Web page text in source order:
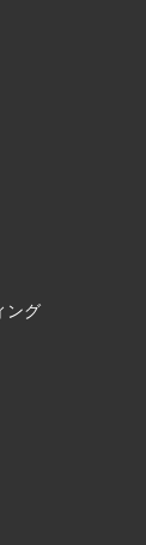
ング